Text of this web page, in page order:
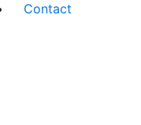
Contact